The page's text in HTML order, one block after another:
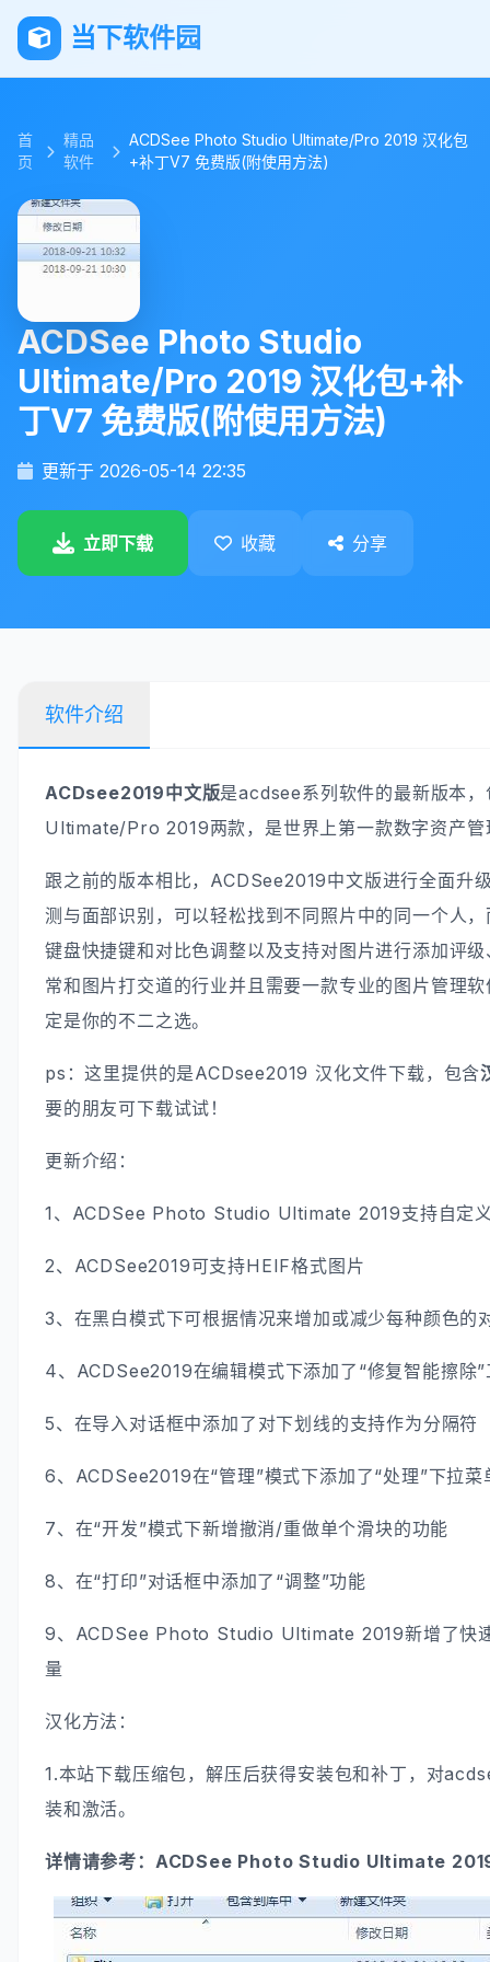
当下软件园
首
页
精品
软件
ACDSee Photo Studio Ultimate/Pro 2019 汉化包
+补丁V7 免费版(附使用方法)
ACDSee Photo Studio
Ultimate/Pro 2019 汉化包+补
丁V7 免费版(附使用方法)
更新于 2026-05-14 22:35
立即下载 收藏 分享
软件介绍
ACDsee2019中文版是acdsee系列软件的最新版本
Ultimate/Pro 2019两款，是世界上第一款数字资产管
跟之前的版本相比，ACDSee2019中文版进行全面升
测与面部识别，可以轻松找到不同照片中的同一个人
键盘快捷键和对比色调整以及支持对图片进行添加评
常和图片打交道的行业并且需要一款专业的图片管理
定是你的不二之选。
ps：这里提供的是ACDsee2019 汉化文件下载，包含
要的朋友可下载试试！
更新介绍：
1、ACDSee Photo Studio Ultimate 2019支持自定
2、ACDSee2019可支持HEIF格式图片
3、在黑白模式下可根据情况来增加或减少每种颜色的
4、ACDSee2019在编辑模式下添加了“修复智能擦除”
5、在导入对话框中添加了对下划线的支持作为分隔符
6、ACDSee2019在“管理”模式下添加了“处理”下拉菜
7、在“开发”模式下新增撤消/重做单个滑块的功能
8、在“打印”对话框中添加了“调整”功能
9、ACDSee Photo Studio Ultimate 2019新增了快
量
汉化方法：
1.本站下载压缩包，解压后获得安装包和补丁，对
装和激活。
详情请参考：ACDSee Photo Studio Ultimate